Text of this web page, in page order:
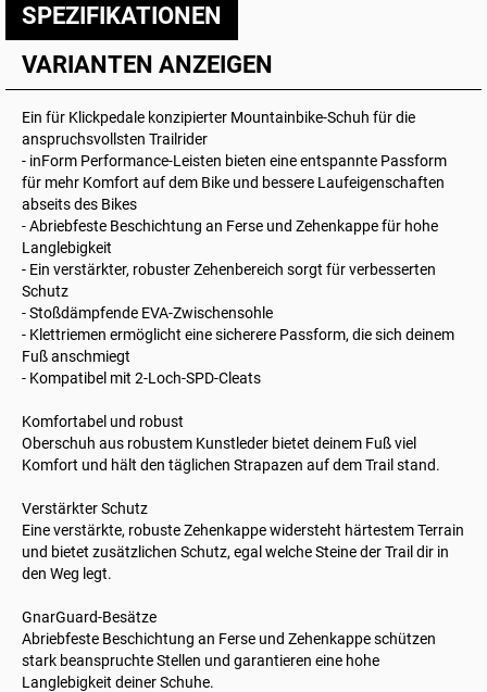
SPEZIFIKATIONEN
VARIANTEN ANZEIGEN
Ein für Klickpedale konzipierter Mountainbike-Schuh für die
anspruchsvollsten Trailrider
- inForm Performance-Leisten bieten eine entspannte Passform
für mehr Komfort auf dem Bike und bessere Laufeigenschaften
abseits des Bikes
- Abriebfeste Beschichtung an Ferse und Zehenkappe für hohe
Langlebigkeit
- Ein verstärkter, robuster Zehenbereich sorgt für verbesserten
Schutz
- Stoßdämpfende EVA-Zwischensohle
- Klettriemen ermöglicht eine sicherere Passform, die sich deinem
Fuß anschmiegt
- Kompatibel mit 2-Loch-SPD-Cleats
Komfortabel und robust
Oberschuh aus robustem Kunstleder bietet deinem Fuß viel
Komfort und hält den täglichen Strapazen auf dem Trail stand.
Verstärkter Schutz
Eine verstärkte, robuste Zehenkappe widersteht härtestem Terrain
und bietet zusätzlichen Schutz, egal welche Steine der Trail dir in
den Weg legt.
GnarGuard-Besätze
Abriebfeste Beschichtung an Ferse und Zehenkappe schützen
stark beanspruchte Stellen und garantieren eine hohe
Langlebigkeit deiner Schuhe.